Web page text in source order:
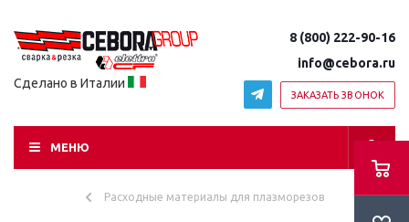
Сделано в Италии
8 (800) 222-90-16
info@cebora.ru
ЗАКАЗАТЬ ЗВОНОК
МЕНЮ
Расходные материалы для плазморезов